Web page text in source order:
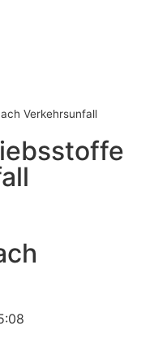
Verkehrsunfall